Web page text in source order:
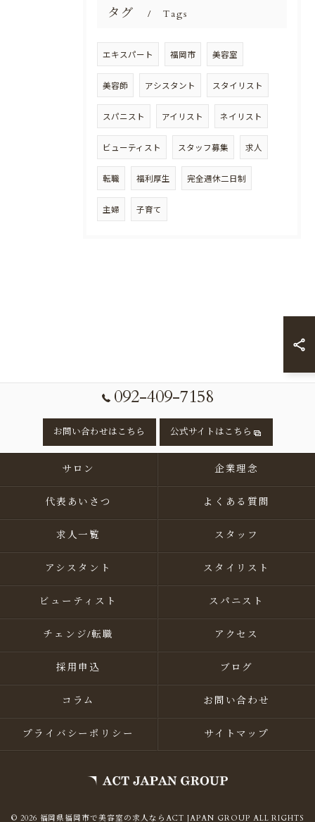
タグ Tags
エキスパート 福岡市 美容室
美容師 アシスタント スタイリスト
スパニスト アイリスト ネイリスト
ビューティスト スタッフ募集 求人
転職 福利厚生 完全週休二日制
主婦 子育て
092-409-7158
お問い合わせはこちら 公式サイトはこちら
サロン 企業理念
代表あいさつ よくある質問
求人一覧 スタッフ
アシスタント スタイリスト
ビューティスト スパニスト
チェンジ/転職 アクセス
採用申込 ブログ
コラム お問い合わせ
プライバシーポリシー サイトマップ
© 2026 福岡県福岡市で美容室の求人ならACT JAPAN GROUP ALL RIGHTS